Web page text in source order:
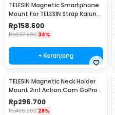
TELESIN Magnetic Smartphone
Mount For TELESIN Strap Kalung
- P7-MB-01
Rp158.600
Rp237.900 34%
+ Keranjang
TELESIN Magnetic Neck Holder
Mount 2in1 Action Cam GoPro
Smartphone - P2-HNB-02
Rp296.700
Rp406.900 28%